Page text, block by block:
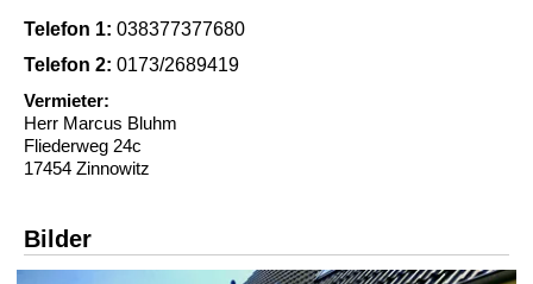
Telefon 1: 038377377680
Telefon 2: 0173/2689419
Vermieter:
Herr Marcus Bluhm
Fliederweg 24c
17454 Zinnowitz
Bilder